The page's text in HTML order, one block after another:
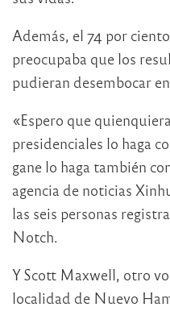
Además, el 74 por
preocupaba que los
pudieran desembocar
«Espero que
presidenciales lo haga
gane lo haga también
agencia de noticias
las seis personas
Notch.
Y Scott Maxwell, otro
localidad de Nuevo